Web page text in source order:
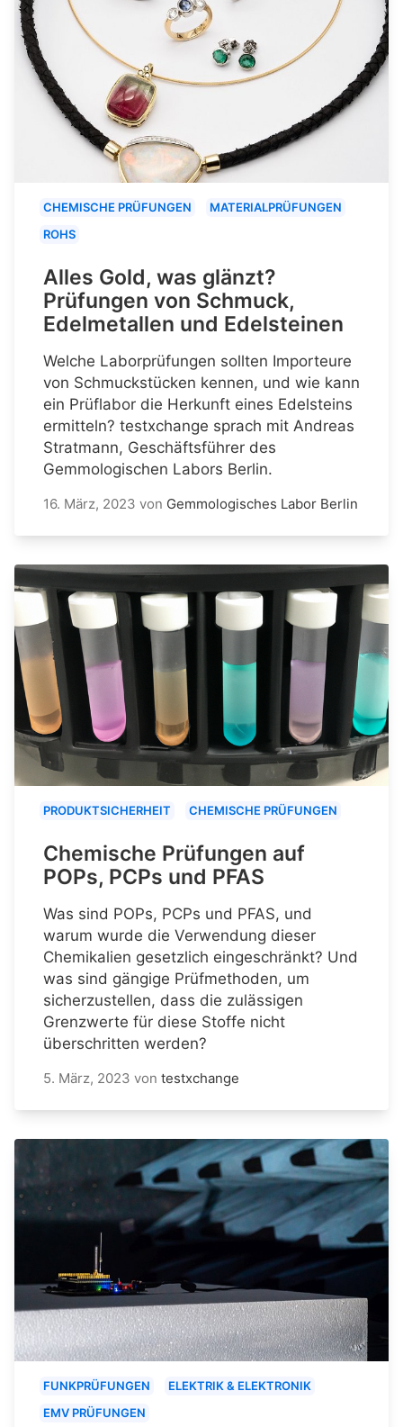
CHEMISCHE PRÜFUNGEN
MATERIALPRÜFUNGEN
ROHS
Alles Gold, was glänzt?
Prüfungen von Schmuck,
Edelmetallen und Edelsteinen
Welche Laborprüfungen sollten Importeure
von Schmuckstücken kennen, und wie kann
ein Prüflabor die Herkunft eines Edelsteins
ermitteln? testxchange sprach mit Andreas
Stratmann, Geschäftsführer des
Gemmologischen Labors Berlin.
16. März, 2023 von Gemmologisches Labor Berlin
PRODUKTSICHERHEIT CHEMISCHE PRÜFUNGEN
Chemische Prüfungen auf
POPs, PCPs und PFAS
Was sind POPs, PCPs und PFAS, und
warum wurde die Verwendung dieser
Chemikalien gesetzlich eingeschränkt? Und
was sind gängige Prüfmethoden, um
sicherzustellen, dass die zulässigen
Grenzwerte für diese Stoffe nicht
überschritten werden?
5. März, 2023 von testxchange
FUNKPRÜFUNGEN
ELEKTRIK & ELEKTRONIK
EMV PRÜFUNGEN